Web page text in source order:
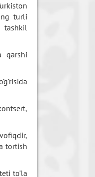
turli
tashkil
qarshi
tortish
to’la